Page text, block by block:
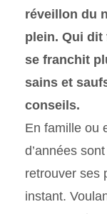
réveillon du
plein. Qui dit
se franchit
sains et
conseils.
En famille ou
d’années
retrouver ses
instant.